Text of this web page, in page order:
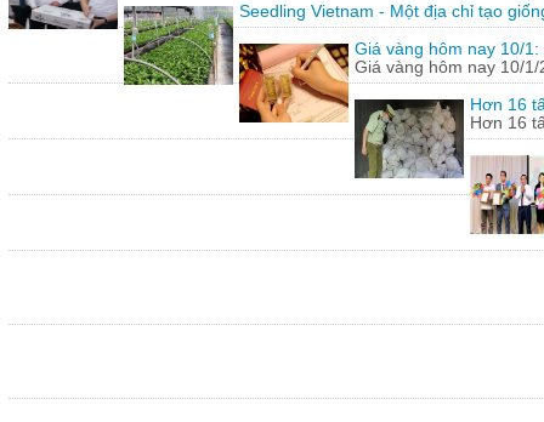
Seedling Vietnam - Một địa chỉ tạo
Giá vàng hôm nay 10/
Giá vàng hôm nay 10/
Hơn 16
Hơn 16